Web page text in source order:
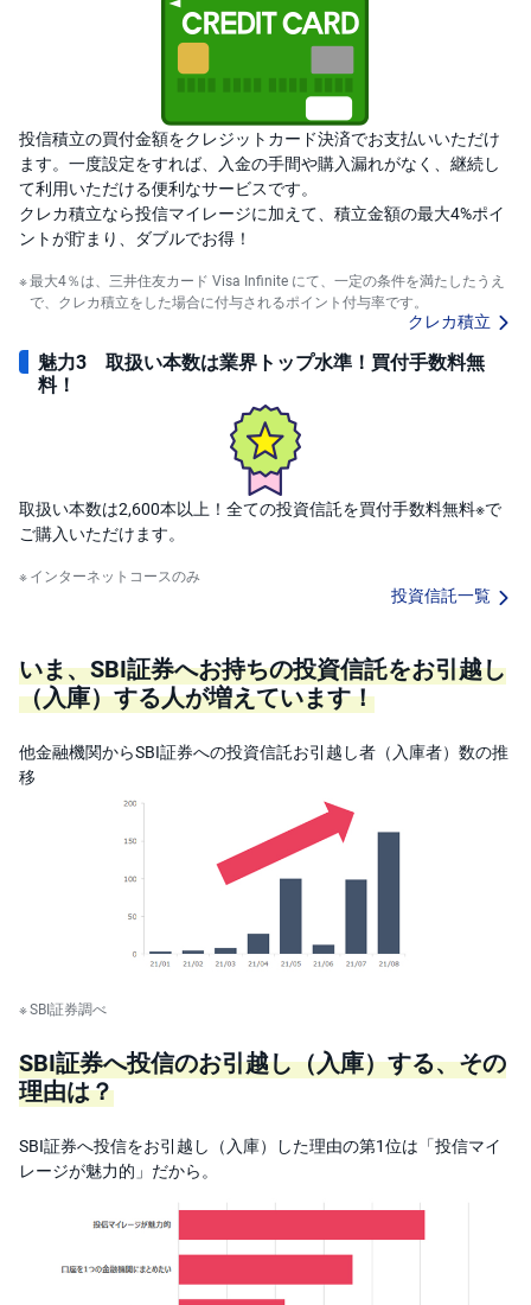
投信積立の買付金額をクレジットカード決済でお支払いいただけ
ます。一度設定をすれば、入金の手間や購入漏れがなく、継続し
て利用いただける便利なサービスです。
クレカ積立なら投信マイレージに加えて、積立金額の最大4%ポイ
ントが貯まり、ダブルでお得！
最大4％は、三井住友カード Visa Infinite にて、一定の条件を満たしたうえ
で、クレカ積立をした場合に付与されるポイント付与率です。
クレカ積立
魅力3 取扱い本数は業界トップ水準！買付手数料無
料！
取扱い本数は2,600本以上！全ての投資信託を買付手数料無料※で
ご購入いただけます。
インターネットコースのみ
投資信託一覧
いま、SBI証券へお持ちの投資信託をお引越し
（入庫）する人が増えています！
他金融機関からSBI証券への投資信託お引越し者（入庫者）数の推
移
SBI証券調べ
SBI証券へ投信のお引越し（入庫）する、その
理由は？
SBI証券へ投信をお引越し（入庫）した理由の第1位は「投信マイ
レージが魅力的」だから。